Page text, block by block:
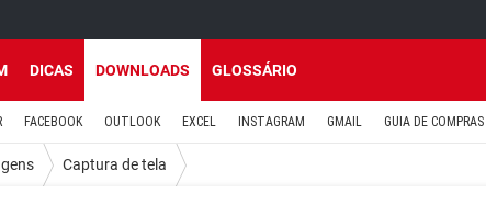
DICAS DOWNLOADS GLOSSÁRIO
FACEBOOK OUTLOOK EXCEL INSTAGRAM GMAIL GUIA DE COMPRAS
Captura de tela